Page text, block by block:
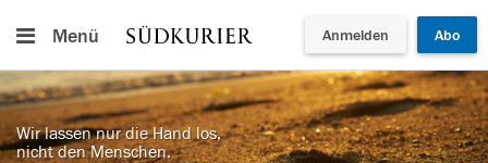
Menü Anmelden Abo
Wir lassen nur die Hand los,
nicht den Menschen.